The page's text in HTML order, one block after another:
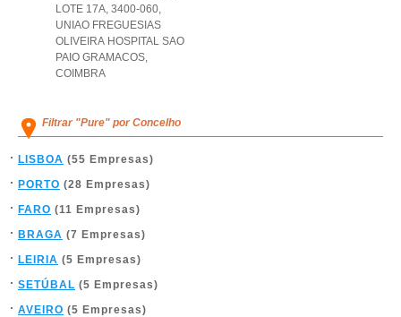
LOTE 17A, 3400-060,
UNIAO FREGUESIAS
OLIVEIRA HOSPITAL SAO
PAIO GRAMACOS,
COIMBRA
Filtrar "Pure" por Concelho
LISBOA (55 Empresas)
PORTO (28 Empresas)
FARO (11 Empresas)
BRAGA (7 Empresas)
LEIRIA (5 Empresas)
SETÚBAL (5 Empresas)
AVEIRO (5 Empresas)